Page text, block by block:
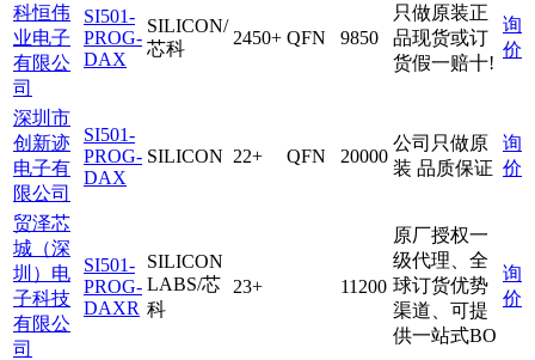
科恒伟
业电子
有限公
司
SI501-
PROG-
DAX
SILICON/
芯科
2450+ QFN 9850
只做原装正
品现货或订
货假一赔十!
询
价
深圳市
创新迹
电子有
限公司
SI501-
PROG-
DAX
SILICON 22+ QFN 20000
公司只做原
装 品质保证
询
价
贸泽芯
城（深
圳）电
子科技
有限公
司
SI501-
PROG-
DAXR
SILICON
LABS/芯
科
23+ 11200
原厂授权一
级代理、全
球订货优势
渠道、可提
供一站式BO
询
价